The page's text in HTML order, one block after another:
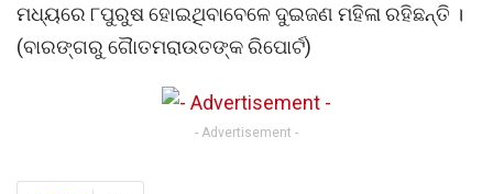
ମଧ୍ୟରେ ୮ପୁରୁଷ ହୋଇଥିବାବେଳେ ଦୁଇଜଣ ମହିଳା ରହିଛନ୍ତି ।
(ବାରଙ୍ଗରୁ ଗୈାତମରାଉତଙ୍କ ରିପୋର୍ଟ)
- Advertisement -